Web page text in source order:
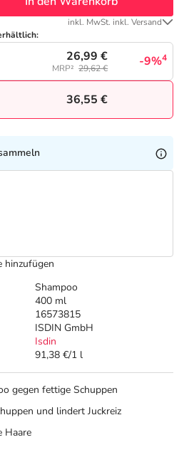
Shampoo
400 ml
16573815
ISDIN GmbH
Isdin
91,38 €/1 l
inkl. MwSt. inkl. Versand
26,99 €
MRP² 29,62 € -9%4
36,55 €
hinzufügen
gegen fettige Schuppen
und lindert Juckreiz
Haare